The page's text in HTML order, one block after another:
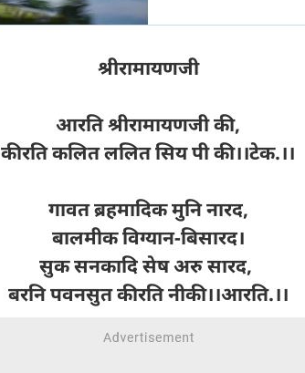
श्रीरामायणजी
आरति श्रीरामायणजी की,
कीरति कलित ललित सिय पी की।।टेक.।।
गावत ब्रहमादिक मुनि नारद,
बालमीक विग्यान-बिसारद।
सुक सनकादि सेष अरु सारद,
बरनि पवनसुत कीरति नीकी।।आरति.।।